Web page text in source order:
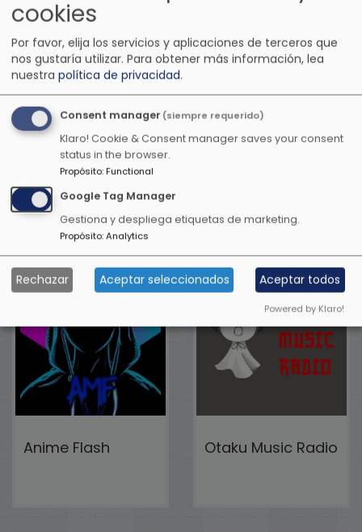
Otras emisoras de música
anime
Anime Flash Otaku Music Radio
cookies
Por favor, elija los servicios y aplicaciones de terceros que
nos gustaría utilizar. Para obtener más información, lea
nuestra política de privacidad.
Consent manager (siempre requerido)
Klaro! Cookie & Consent manager saves your consent
status in the browser.
Propósito:Functional
Google Tag Manager
Gestiona y despliega etiquetas de marketing.
Propósito:Analytics
Rechazar Aceptar seleccionados Aceptar todos
Powered by Klaro!